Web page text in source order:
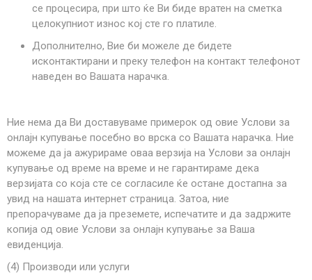
се процесира, при што ќе Ви биде вратен на сметка
целокупниот износ кој сте го платиле.
Дополнително, Вие би можеле де бидете
исконтактирани и преку телефон на контакт телефонот
наведен во Вашата нарачка.
Ние нема да Ви доставуваме примерок од овие Услови за
онлајн купување посебно во врска со Вашата нарачка. Ние
можеме да ја ажурираме оваа верзија на Услови за онлајн
купување од време на време и не гарантираме дека
верзијата со која сте се согласиле ќе остане достапна за
увид на нашата интернет страница. Затоа, ние
препорачуваме да ја преземете, испечатите и да задржите
копија од овие Услови за онлајн купување за Ваша
евиденција.
(4) Производи или услуги